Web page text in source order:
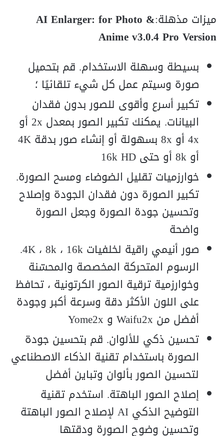
ميزات مذهلة:AI Enlarger: for Photo &
Anime v3.0.4 Pro Version
بسيطة وسهلة الاستخدام. قم بتحميل
صورة وسيتم عمل كل شيء تلقائيًا ؛
تكبير أسرع وأقوى للصور بدون فقدان
البيانات. يمكنك تكبير الصور بمعدل 2x أو
4x أو 8x بسهولة أو إنشاء صور بدقة 4K
أو 8k أو حتى 16k HD
خوارزميات تقليل الضوضاء ومسح الصورة.
تكبير الصورة دون فقدان الجودة وإصلاح
وتحسين جودة الصورة وجعل الصورة
واضحة
صور أنيمي راقية لخلفيات 4K ، 8k ، 16k.
الرسوم المتحركة المخصصة والمحسّنة
وخوارزمية ترقية الصور الكرتونية ، تحافظ
على اللون الأكثر دقة وسرعة أكبر وجودة
أفضل من Waifu2x و Yome2x
تحسين ذكي للألوان. قم بتحسين جودة
الصورة باستخدام تقنية الذكاء الاصطناعي
لتحسين الصور بألوان وتباين أفضل
إصلاح الصور الباهتة. استخدم تقنية
التوضيح الذكي AI لإصلاح الصور الباهتة
وتحسين وضوح الصورة ودقتها